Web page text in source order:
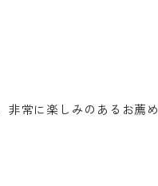
常に楽しみのあるお薦め